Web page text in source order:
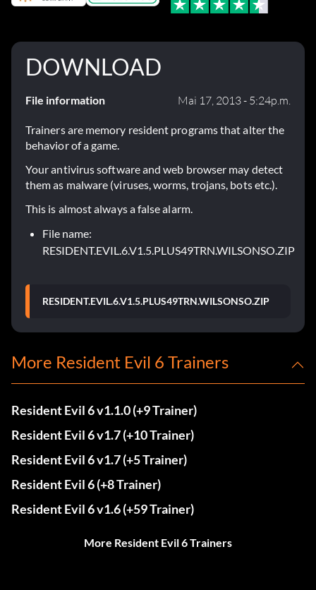
DOWNLOAD
File information Mai 17, 2013 - 5:24p.m.
Trainers are memory resident programs that alter the
behavior of a game.
Your antivirus software and web browser may detect
them as malware (viruses, worms, trojans, bots etc.).
This is almost always a false alarm.
File name:
RESIDENT.EVIL.6.V1.5.PLUS49TRN.WILSONSO.ZIP
RESIDENT.EVIL.6.V1.5.PLUS49TRN.WILSONSO.ZIP
More Resident Evil 6 Trainers
Resident Evil 6 v1.1.0 (+9 Trainer)
Resident Evil 6 v1.7 (+10 Trainer)
Resident Evil 6 v1.7 (+5 Trainer)
Resident Evil 6 (+8 Trainer)
Resident Evil 6 v1.6 (+59 Trainer)
More Resident Evil 6 Trainers